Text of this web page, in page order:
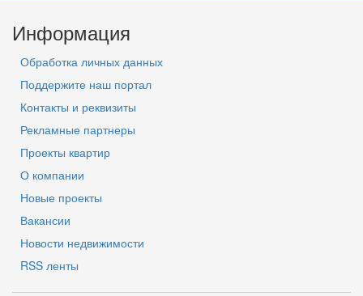
Информация
Обработка личных данных
Поддержите наш портал
Контакты и реквизиты
Рекламные партнеры
Проекты квартир
О компании
Новые проекты
Вакансии
Новости недвижимости
RSS ленты